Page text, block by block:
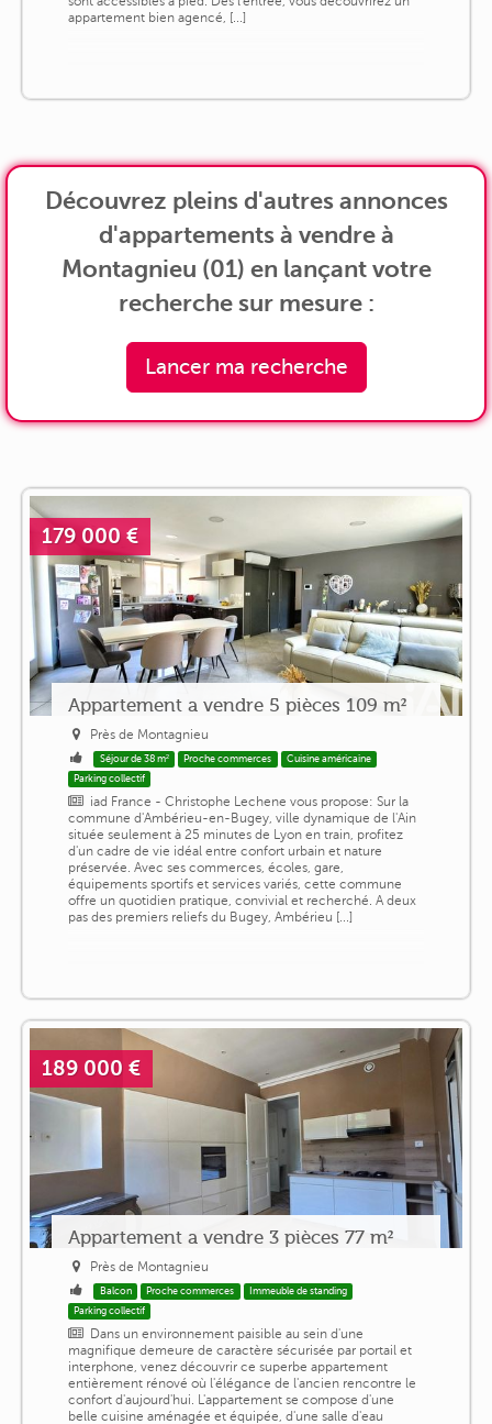
appartement bien agencé, [...]
Découvrez pleins d'autres annonces
d'appartements à vendre à
Montagnieu (01) en lançant votre
recherche sur mesure :
Lancer ma recherche
179 000 €
Appartement a vendre 5 pièces 109 m²
Près de Montagnieu
Séjour de 38 m² Proche commerces
Cuisine américaine
Parking collectif
iad France - Christophe Lechene vous propose: Sur la
commune d'Ambérieu-en-Bugey, ville dynamique de l'Ain
située seulement à 25 minutes de Lyon en train, profitez
d'un cadre de vie idéal entre confort urbain et nature
préservée. Avec ses commerces, écoles, gare,
équipements sportifs et services variés, cette commune
offre un quotidien pratique, convivial et recherché. A deux
pas des premiers reliefs du Bugey, Ambérieu [...]
189 000 €
Appartement a vendre 3 pièces 77 m²
Près de Montagnieu
Balcon Proche commerces
Immeuble de standing
Parking collectif
Dans un environnement paisible au sein d'une
magnifique demeure de caractère sécurisée par portail et
interphone, venez découvrir ce superbe appartement
entièrement rénové où l'élégance de l'ancien rencontre le
confort d'aujourd'hui. L'appartement se compose d'une
belle cuisine aménagée et équipée, d'une salle d'eau